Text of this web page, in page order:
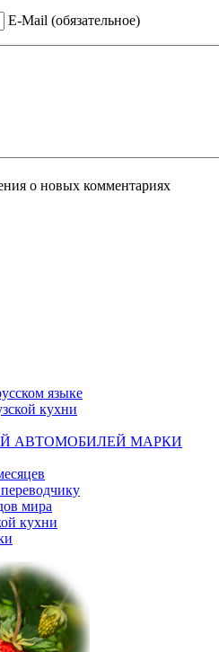
E-Mail (обязательное)
о новых комментариях
языке
кухни
АВТОМОБИЛЕЙ МАРКИ
мира
кухни